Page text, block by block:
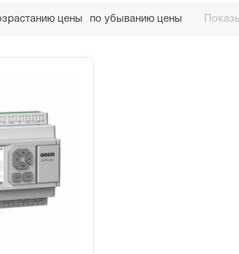
цены по убыванию цены